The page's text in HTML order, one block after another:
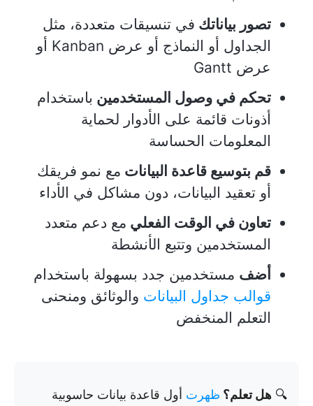
تصور بياناتك في تنسيقات متعددة، مثل
الجداول أو النماذج أو عرض Kanban أو
عرض Gantt
تحكم في وصول المستخدمين باستخدام
أذونات قائمة على الأدوار لحماية
المعلومات الحساسة
قم بتوسيع قاعدة البيانات مع نمو فريقك
أو تعقيد البيانات، دون مشاكل في الأداء
تعاون في الوقت الفعلي مع دعم متعدد
المستخدمين وتتبع الأنشطة
أضف مستخدمين جدد بسهولة باستخدام
قوالب جداول البيانات والوثائق ومنحنى
التعلم المنخفض
🔍 هل تعلم؟ ظهرت أول قاعدة بيانات حاسوبية